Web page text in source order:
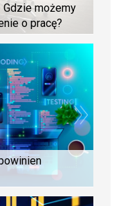
Gdzie możemy
o pracę?